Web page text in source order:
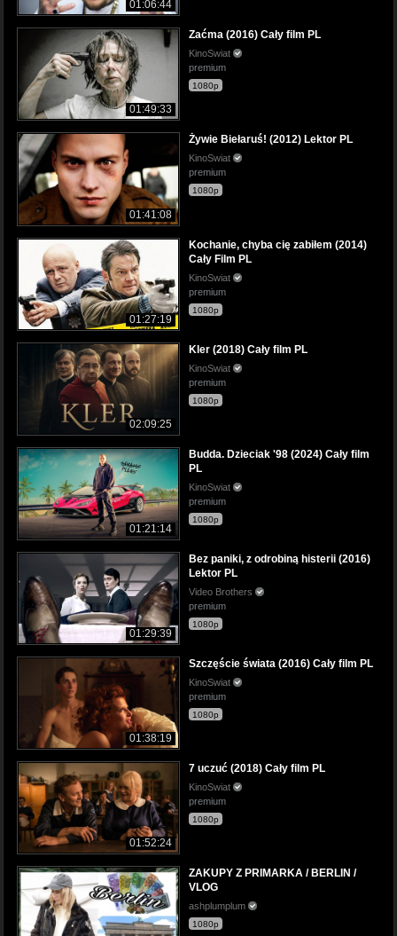
01:06:44
01:49:33
Zaćma (2016) Cały film PL
KinoSwiat
premium
1080p
01:41:08
Żywie Biełaruś! (2012) Lektor PL
KinoSwiat
premium
1080p
01:27:19
Kochanie, chyba cię zabiłem (2014)
Cały Film PL
KinoSwiat
premium
1080p
02:09:25
Kler (2018) Cały film PL
KinoSwiat
premium
1080p
01:21:14
Budda. Dzieciak '98 (2024) Cały film
PL
KinoSwiat
premium
1080p
01:29:39
Bez paniki, z odrobiną histerii (2016)
Lektor PL
Video Brothers
premium
1080p
01:38:19
Szczęście świata (2016) Cały film PL
KinoSwiat
premium
1080p
01:52:24
7 uczuć (2018) Cały film PL
KinoSwiat
premium
1080p
ZAKUPY Z PRIMARKA / BERLIN /
VLOG
ashplumplum
1080p